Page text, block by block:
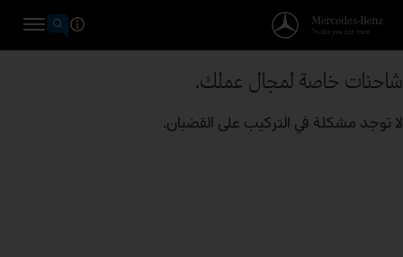
شاحنات خاصة لمجال عملك.
لا توجد مشكلة في التركيب على القضبان.